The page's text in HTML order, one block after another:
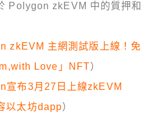
Polygon zkEVM 中的質押和
zkEVM 主網測試版上線！免
Love」NFT）
宣布3月27日上線zkEVM
以太坊dapp）